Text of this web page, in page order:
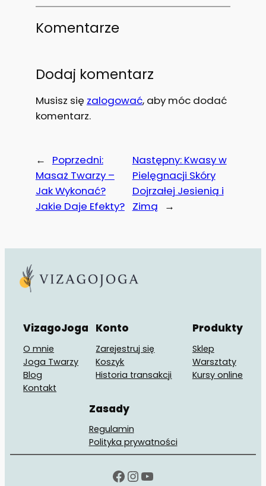
Komentarze
Dodaj komentarz
Musisz się zalogować, aby móc dodać
komentarz.
←
Poprzedni:
Masaż Twarzy –
Jak Wykonać?
Jakie Daje Efekty?
Następny: Kwasy w
Pielęgnacji Skóry
Dojrzałej Jesienią i
Zimą
→
VizagoJoga
O mnie
Joga Twarzy
Blog
Kontakt
Konto
Zarejestruj się
Koszyk
Historia transakcji
Produkty
Sklep
Warsztaty
Kursy online
Zasady
Regulamin
Polityka prywatności
Facebook
Instagram
YouTube